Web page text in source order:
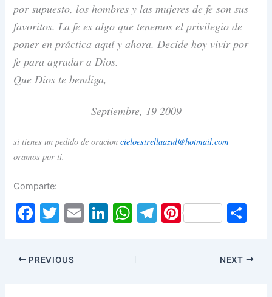
por supuesto, los hombres y las mujeres de fe son sus
favoritos. La fe es algo que tenemos el privilegio de
poner en práctica aquí y ahora. Decide hoy vivir por
fe para agradar a Dios.
Que Dios te bendiga,
Septiembre, 19 2009
si tienes un pedido de oracioncieloestrellaazul@hotmail.com
oramos por ti.
Comparte:
F
c
e
T
itt
er
E
Li W T Pi
ar
PREVIOUS NEXT